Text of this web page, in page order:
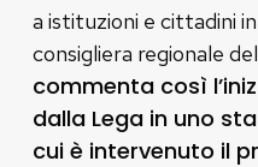
a istituzioni e cittadini
consigliera regionale
commenta così
dalla Lega in uno
cui è intervenuto il